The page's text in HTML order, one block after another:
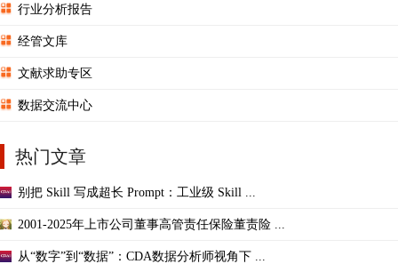
行业分析报告
经管文库
文献求助专区
数据交流中心
热门文章
别把 Skill 写成超长 Prompt：工业级 Skill ...
2001-2025年上市公司董事高管责任保险董责险 ...
从“数字”到“数据”：CDA数据分析师视角下 ...